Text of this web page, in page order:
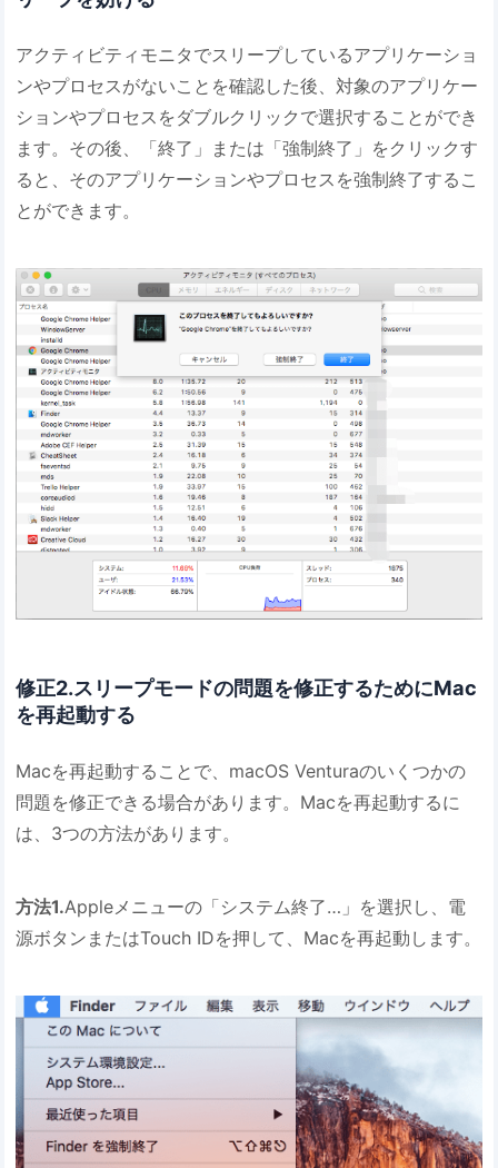
アクティビティモニタでスリープしているアプリケーショ
ンやプロセスがないことを確認した後、対象のアプリケー
ションやプロセスをダブルクリックで選択することができ
ます。その後、「終了」または「強制終了」をクリックす
ると、そのアプリケーションやプロセスを強制終了するこ
とができます。
修正2.スリープモードの問題を修正するためにMac
を再起動する
Macを再起動することで、macOS Venturaのいくつかの
問題を修正できる場合があります。Macを再起動するに
は、3つの方法があります。
方法1.Appleメニューの「システム終了…」を選択し、電
源ボタンまたはTouch IDを押して、Macを再起動します。